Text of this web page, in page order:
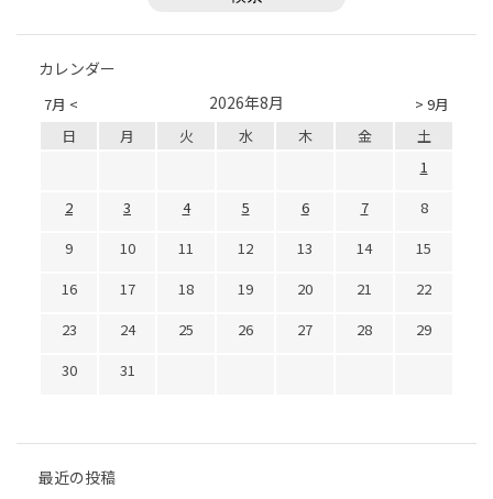
カレンダー
7月 < > 9月
2026年8月
日 月 火 水 木 金
土
1
2
3 4 5 6 7
8
9
10 11 12 13 14
15
16
17 18 19 20 21
22
23
24 25 26 27 28
29
30
31
最近の投稿